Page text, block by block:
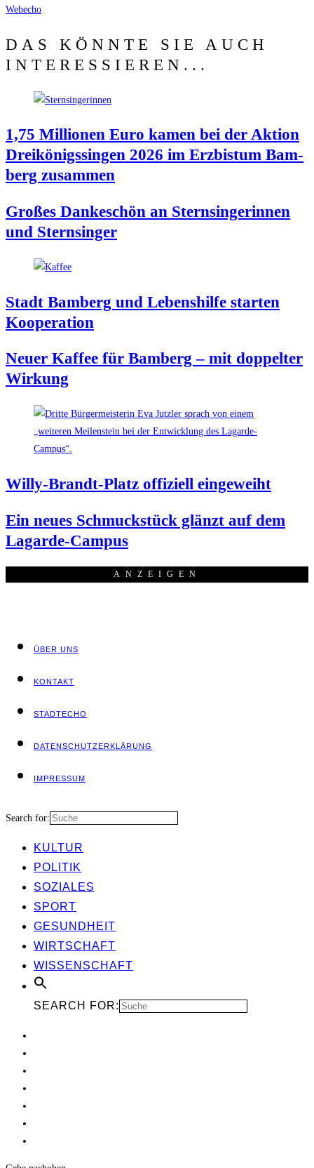
Web­echo
DAS KÖNNTE SIE AUCH
INTERESSIEREN...
1,75 Mil­lio­nen Euro kamen bei der Akti­on
Drei­kö­nigs­sin­gen 2026 im Erz­bis­tum Bam­
berg zusammen
Gro­ßes Dan­ke­schön an Stern­sin­ge­rin­nen
und Sternsinger
Stadt Bam­berg und Lebens­hil­fe star­ten
Kooperation
Neu­er Kaf­fee für Bam­berg – mit dop­pel­ter
Wirkung
Wil­ly-Brandt-Platz offi­zi­ell eingeweiht
Ein neu­es Schmuck­stück glänzt auf dem
Lagarde-Campus
ANZEI­GEN
ÜBER UNS
KON­TAKT
STADT­ECHO
DATEN­SCHUTZ­ER­KLÄ­RUNG
IMPRES­SUM
Search for:
KUL­TUR
POLI­TIK
SOZIA­LES
SPORT
GESUND­HEIT
WIRT­SCHAFT
WIS­SEN­SCHAFT
SEARCH FOR: